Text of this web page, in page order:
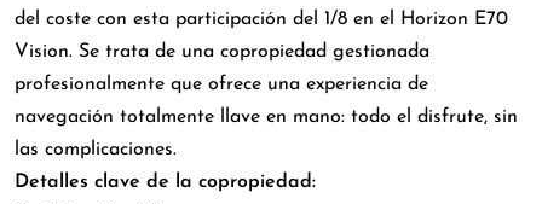
del coste con esta participación del 1/8 en el Horizon E70
Vision. Se trata de una copropiedad gestionada
profesionalmente que ofrece una experiencia de
navegación totalmente llave en mano: todo el disfrute, sin
las complicaciones.
Detalles clave de la copropiedad: